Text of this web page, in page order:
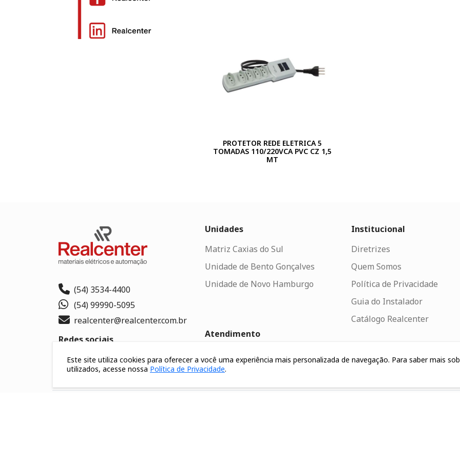
PROTETOR REDE ELETRICA 5
TOMADAS 110/220VCA PVC CZ 1,5
MT
(54) 3534-4400
(54) 99990-5095
realcenter@realcenter.com.br
Redes sociais
Unidades
Matriz Caxias do Sul
Unidade de Bento Gonçalves
Unidade de Novo Hamburgo
Institucional
Diretrizes
Quem Somos
Política de Privacidade
Guia do Instalador
Catálogo Realcenter
Atendimento
Contato
Trabalhe Conosco
Este site utiliza cookies para oferecer a você uma experiência mais personalizada de navegação. Para saber mais
utilizados, acesse nossa Política de Privacidade.